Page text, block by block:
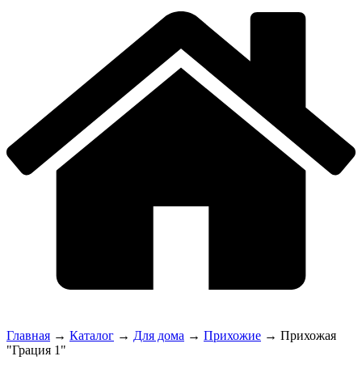
Главная → Каталог → Для дома → Прихожие → Прихожая
"Грация 1"